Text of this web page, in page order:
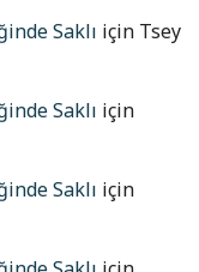
Saklı için Tsey
Saklı için
Saklı için